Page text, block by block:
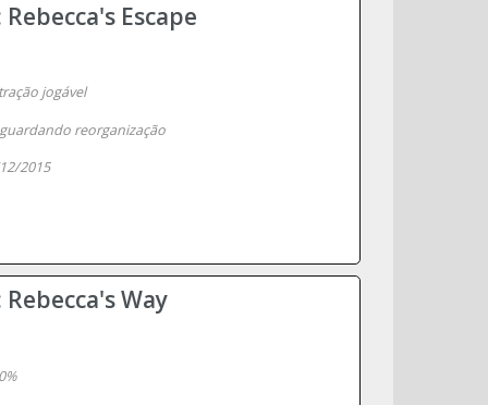
Escape
jogável
reorganização
2015
Way